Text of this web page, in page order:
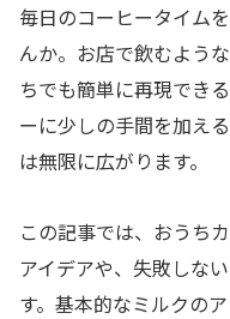
毎日のコーヒータイム
んか。お店で飲むよう
ちでも簡単に再現でき
ーに少しの手間を加え
は無限に広がります。
この記事では、おうち
アイデアや、失敗しな
す。基本的なミルクの